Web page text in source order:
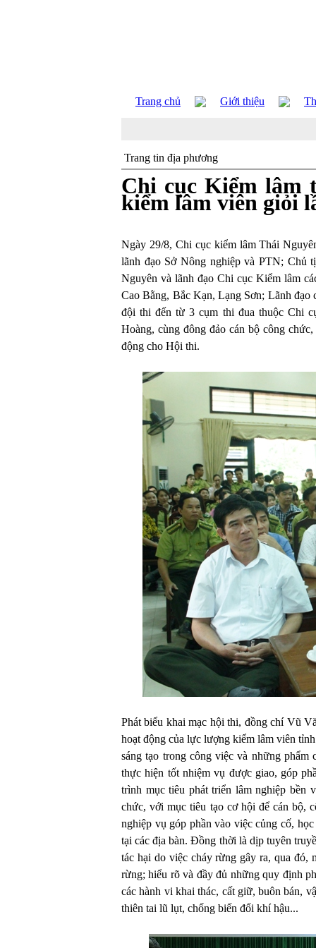
Trang chủ Giới thiệu
Trang tin địa phương
Chi cục Kiểm lâm
kiểm lâm viên giỏi
Ngày 29/8, Chi cục kiểm lâm Thái
lãnh đạo Sở Nông nghiệp và PTN; Chủ
Nguyên và lãnh đạo Chi cục Kiểm lâm
Cao Bằng, Bắc Kạn, Lạng Sơn; Lãnh
đội thi đến từ 3 cụm thi đua thuộc Chi
Hoàng, cùng đông đảo cán bộ công
động cho Hội thi.
Phát biểu khai mạc hội thi, đồng chí Vũ
hoạt động của lực lượng kiểm lâm viên
sáng tạo trong công việc và những
thực hiện tốt nhiệm vụ được giao, góp
trình mục tiêu phát triển lâm nghiệp
chức, với mục tiêu tạo cơ hội để cán bộ,
nghiệp vụ góp phần vào việc củng cố,
tại các địa bàn. Đồng thời là dịp tuyên
tác hại do việc cháy rừng gây ra, qua đó,
rừng; hiểu rõ và đầy đủ những quy định
các hành vi khai thác, cất giữ, buôn bán,
thiên tai lũ lụt, chống biến đổi khí hậu...